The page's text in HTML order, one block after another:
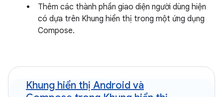
Thêm các thành phần giao diện người dùng hiện
có dựa trên Khung hiển thị trong một ứng dụng
Compose.
Khung hiển thị Android và